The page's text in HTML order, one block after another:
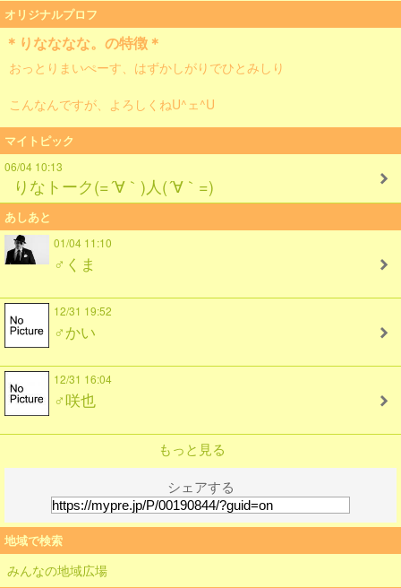
オリジナルプロフ
＊りなななな。の特徴＊
おっとりまいぺーす、はずかしがりでひとみしり
こんなんですが、よろしくねU^ェ^U
マイトピック
06/04 10:13
りなトーク(=´∀｀)人(´∀｀=)
あしあと
01/04 11:10
♂くま
12/31 19:52
♂かい
12/31 16:04
♂咲也
もっと見る
シェアする
地域で検索
みんなの地域広場